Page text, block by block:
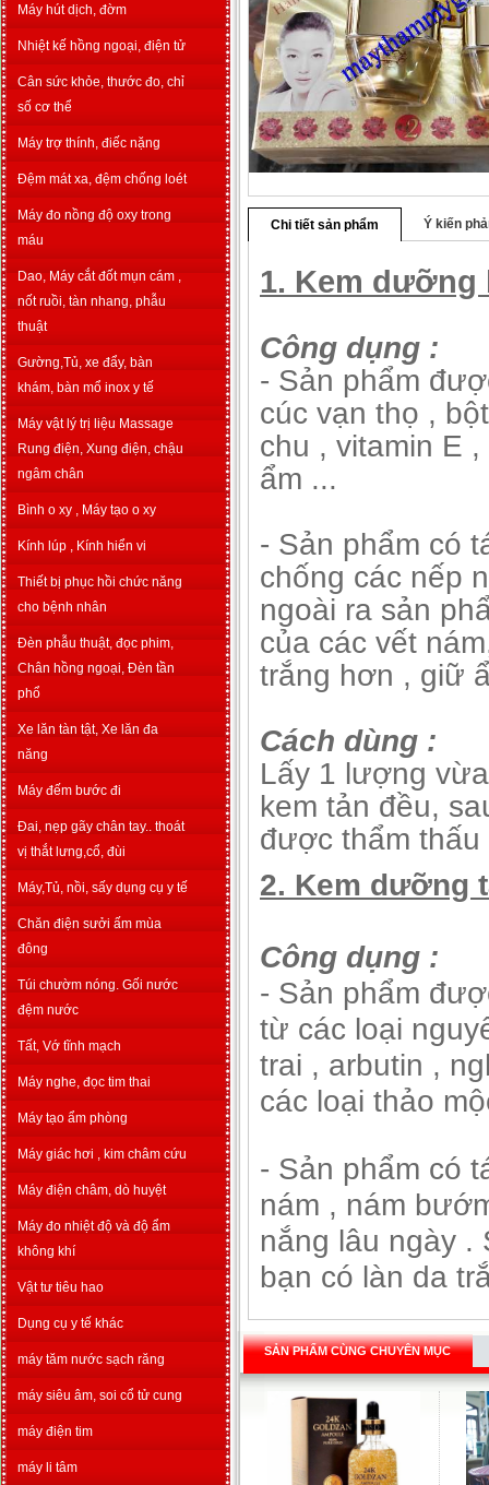
Máy hút dịch, đờm
Nhiệt kế hồng ngoại, điện tử
Cân sức khỏe, thước đo, chỉ
số cơ thể
Máy trợ thính, điếc nặng
Đệm mát xa, đệm chống loét
Máy đo nồng độ oxy trong
máu
Dao, Máy cắt đốt mụn cám ,
nốt ruồi, tàn nhang, phẫu
thuật
Gường,Tủ, xe đẩy, bàn
khám, bàn mổ inox y tế
Máy vật lý trị liệu Massage
Rung điện, Xung điện, chậu
ngâm chân
Bình o xy , Máy tạo o xy
Kính lúp , Kính hiển vi
Thiết bị phục hồi chức năng
cho bệnh nhân
Đèn phẫu thuật, đọc phim,
Chân hồng ngoại, Đèn tần
phổ
Xe lăn tàn tật, Xe lăn đa
năng
Máy đếm bước đi
Đai, nẹp gãy chân tay.. thoát
vị thắt lưng,cổ, đùi
Máy,Tủ, nồi, sấy dụng cụ y tế
Chăn điện sưởi ấm mùa
đông
Túi chườm nóng. Gối nước
đệm nước
Tất, Vớ tĩnh mạch
Máy nghe, đọc tim thai
Máy tạo ẩm phòng
Máy giác hơi , kim châm cứu
Máy điện châm, dò huyệt
Máy đo nhiệt độ và độ ẩm
không khí
Vật tư tiêu hao
Dụng cụ y tế khác
máy tăm nước sạch răng
máy siêu âm, soi cổ tử cung
máy điện tim
máy li tâm
Chi tiết sản phẩm Ý kiến
1. Kem dưỡng
Công dụng :
- Sản phẩm
cúc vạn thọ ,
chu , vitamin E
ẩm ...
- Sản phẩm có
chống các nếp
ngoài ra sản
của các vết
trắng hơn , giữ
Cách dùng :
Lấy 1 lượng
kem tản đều,
được thẩm
2. Kem dưỡng
Công dụng :
- Sản phẩm
từ các loại
trai , arbutin ,
các loại thảo
- Sản phẩm có
nám , nám
nắng lâu ngày .
bạn có làn da
SẢN PHẨM CÙNG CHUYÊN MỤC